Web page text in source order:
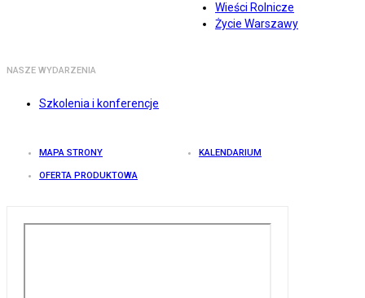
Wieści Rolnicze
Życie Warszawy
NASZE WYDARZENIA
Szkolenia i konferencje
MAPA STRONY KALENDARIUM
OFERTA PRODUKTOWA